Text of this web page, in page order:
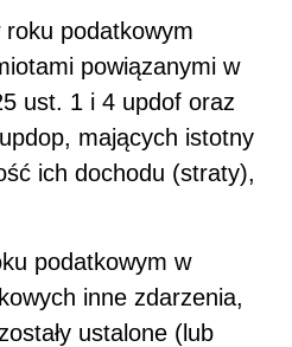
podatkowym
powiązanymi w
ust. 1 i 4 updof oraz
mających istotny
ich dochodu (straty),
podatkowym w
inne zdarzenia,
ustalone (lub